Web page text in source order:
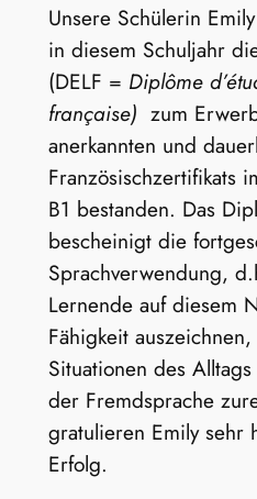
Unsere Schülerin
in diesem Schuljahr
(DELF = Diplôme
française) zum
anerkannten und
Französischzertifikats
B1 bestanden. Das
bescheinigt die
Sprachverwendung,
Lernende auf diesem
Fähigkeit
Situationen des
der Fremdsprache
gratulieren Emily sehr
Erfolg.